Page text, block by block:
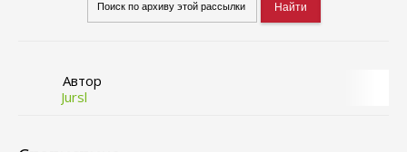
Автор
Jursl